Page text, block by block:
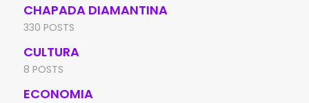
CHAPADA DIAMANTINA
330 POSTS
CULTURA
8 POSTS
ECONOMIA